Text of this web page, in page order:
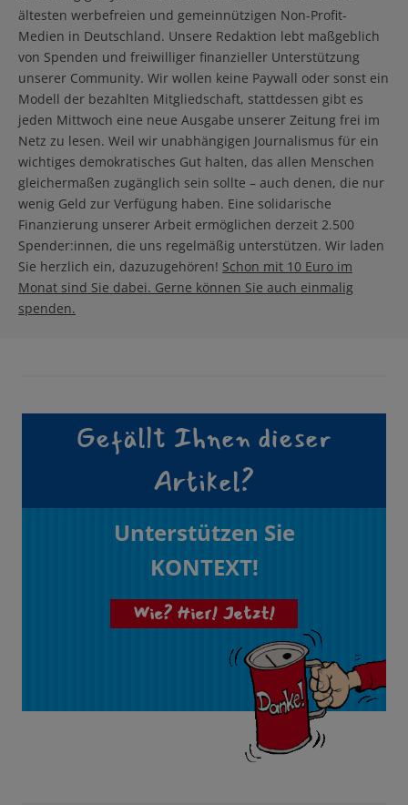
ältesten werbefreien und gemeinnützigen Non-Profit-
Medien in Deutschland. Unsere Redaktion lebt maßgeblich
von Spenden und freiwilliger finanzieller Unterstützung
unserer Community. Wir wollen keine Paywall oder sonst ein
Modell der bezahlten Mitgliedschaft, stattdessen gibt es
jeden Mittwoch eine neue Ausgabe unserer Zeitung frei im
Netz zu lesen. Weil wir unabhängigen Journalismus für ein
wichtiges demokratisches Gut halten, das allen Menschen
gleichermaßen zugänglich sein sollte – auch denen, die nur
wenig Geld zur Verfügung haben. Eine solidarische
Finanzierung unserer Arbeit ermöglichen derzeit 2.500
Spender:innen, die uns regelmäßig unterstützen. Wir laden
Sie herzlich ein, dazuzugehören! Schon mit 10 Euro im
Monat sind Sie dabei. Gerne können Sie auch einmalig
spenden.
Gefällt Ihnen dieser
Artikel?
Unterstützen Sie
KONTEXT!
Wie? Hier! Jetzt!